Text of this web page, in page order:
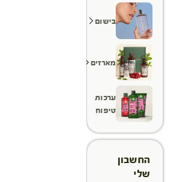
בישום
מארזים
ערכות
טיפוח
החשבון
שלי